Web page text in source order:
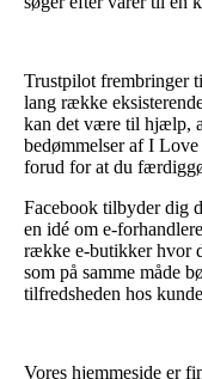
Trustpilot frembringer
lang række
kan det være til hjælp,
bedømmelser af I
forud for at du
Facebook tilbyder dig
en idé om e-
række e-butikker hvor
som på samme måde
tilfredsheden hos
Vores hjemmeside er